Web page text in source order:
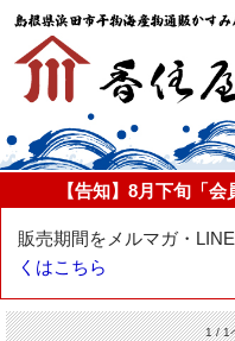
【告知】8月下旬「
販売期間をメルマガ・
くはこちら
1 / 1